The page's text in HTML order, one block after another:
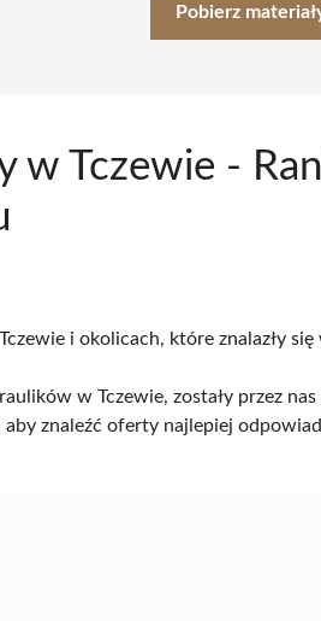
Pobierz
w Tczewie -
i okolicach, które znalazły
w Tczewie, zostały przez
znaleźć oferty najlepiej